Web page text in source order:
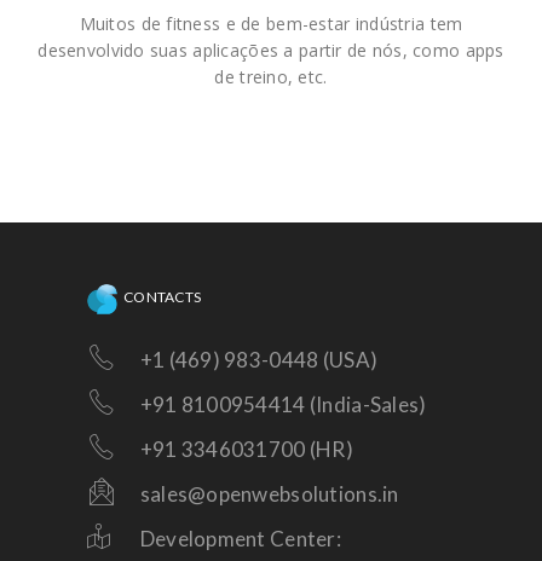
Muitos de fitness e de bem-estar indústria tem
desenvolvido suas aplicações a partir de nós, como apps
de treino, etc.
CONTACTS
+1 (469) 983-0448 (USA)
+91 8100954414 (India-Sales)
+91 3346031700 (HR)
sales@openwebsolutions.in
Development Center: